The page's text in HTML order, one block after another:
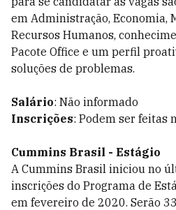
em Administração, Economia,
Recursos Humanos,
Pacote Office e um perfil
soluções de problemas.
Salário: Não informado
Inscrições: Podem ser feitas
Cummins Brasil - Estágio
A Cummins Brasil iniciou no
inscrições do Programa de
em fevereiro de 2020. Serão